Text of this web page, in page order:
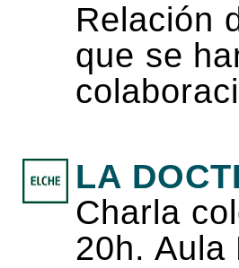
Relación
que se
LA
Charla
20h. Aula